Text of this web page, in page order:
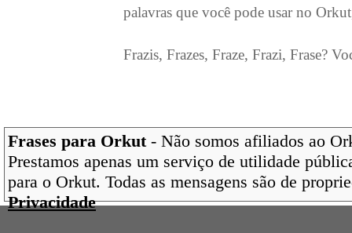
palavras que você pode usar no
Frazis, Frazes, Fraze, Frazi, Frase?
Frases para Orkut- Não somos afiliados ao
Prestamos apenas um serviço de utilidade
para o Orkut. Todas as mensagens são de
Privacidade